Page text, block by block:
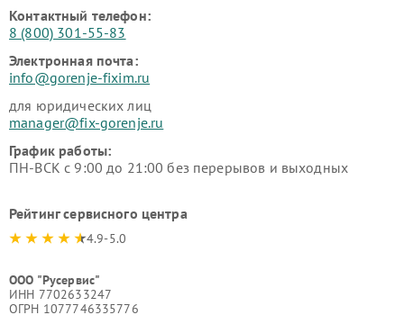
Контактный телефон:
8 (800) 301-55-83
Электронная почта:
info@gorenje-fixim.ru
для юридических лиц
manager@fix-gorenje.ru
График работы:
ПН-ВСК с 9:00 до 21:00 без перерывов и выходных
Рейтинг сервисного центра
4.9-5.0
ООО "Русервис"
ИНН 7702633247
ОГРН 1077746335776